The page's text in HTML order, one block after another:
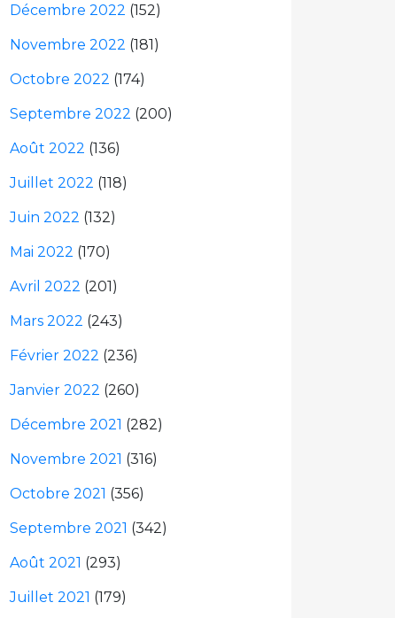
Décembre 2022 (152)
Novembre 2022 (181)
Octobre 2022 (174)
Septembre 2022 (200)
Août 2022 (136)
Juillet 2022 (118)
Juin 2022 (132)
Mai 2022 (170)
Avril 2022 (201)
Mars 2022 (243)
Février 2022 (236)
Janvier 2022 (260)
Décembre 2021 (282)
Novembre 2021 (316)
Octobre 2021 (356)
Septembre 2021 (342)
Août 2021 (293)
Juillet 2021 (179)